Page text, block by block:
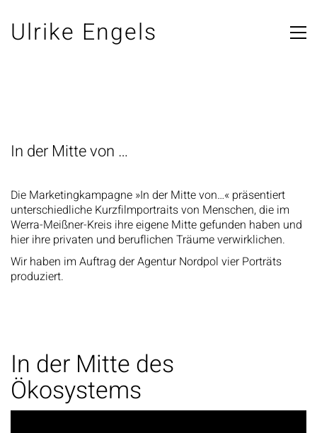
Ulrike Engels
In der Mitte von …
Die Marketingkampagne »In der Mitte von…« präsentiert
unterschiedliche Kurzfilmportraits von Menschen, die im
Werra-Meißner-Kreis ihre eigene Mitte gefunden haben und
hier ihre privaten und beruflichen Träume verwirklichen.
Wir haben im Auftrag der Agentur Nordpol vier Porträts
produziert.
In der Mitte des
Ökosystems